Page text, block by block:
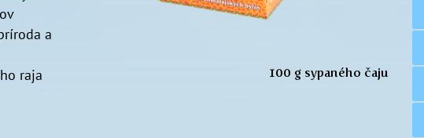
100 g sypaného čaju
a
raja